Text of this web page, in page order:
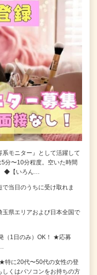
モニター』として活躍して
分〜10分程度。空いた時間
◆【いろん…
当日のうちに受け取れま
県エリアおよび日本全国で
（1日のみ）OK！ ★応募
特に20代〜50代の女性の登
くはパソコンをお持ちの方